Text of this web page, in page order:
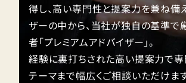
得し、高い専門性と提案力を兼ね備
ザーの中から、当社が独自の基準で
者「プレミアムアドバイザー」。
経験に裏打ちされた高い提案力で
テーマまで幅広くご相談いただけます